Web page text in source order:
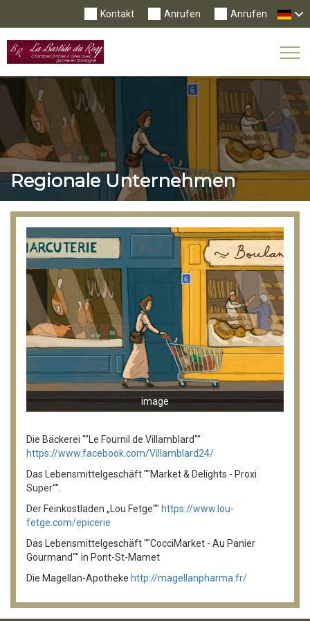
Anrufen
Anrufen
Kontakt
Regionale Unternehmen
image
Die Bäckerei ""Le Fournil de Villamblard""
https://www.facebook.com/Villamblard24/
Das Lebensmittelgeschäft ""Market & Delights - Proxi
Super"".
Der Feinkostladen „Lou Fetge"" https://www.lou-
fetge.com/epicerie
Das Lebensmittelgeschäft ""CocciMarket - Au Panier
Gourmand"" in Pont-St-Mamet
Die Magellan-Apotheke http://magellanpharma.fr/